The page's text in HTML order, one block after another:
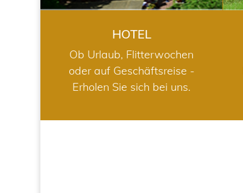
HOTEL
Ob Urlaub, Flitterwochen
oder auf Geschäftsreise -
Erholen Sie sich bei uns.